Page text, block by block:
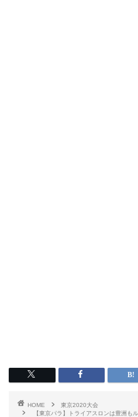
HOME
東京2020大会
【東京パラ】トライアスロンは豊洲も